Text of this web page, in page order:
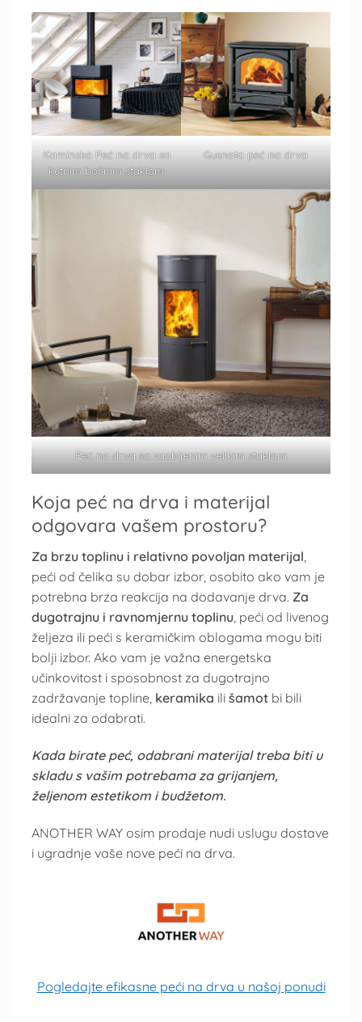
Kaminska Peć na drva sa
kutnim bočnim staklom
Gusnata peć na drva
Peć na drva sa zaobljenim velikim staklom
Koja peć na drva i materijal
odgovara vašem prostoru?
Za brzu toplinu i relativno povoljan materijal
peći od čelika su dobar izbor, osobito ako vam je
potrebna brza reakcija na dodavanje drva. Za
dugotrajnu i ravnomjernu toplinu , peći od livenog
željeza ili peći s keramičkim oblogama mogu biti
bolji izbor. Ako vam je važna energetska
učinkovitost i sposobnost za dugotrajno
zadržavanje topline, keramika ili šamot bi bili
idealni za odabrati.
Kada birate peć, odabrani materijal treba biti u
skladu s vašim potrebama za grijanjem,
željenom estetikom i budžetom.
ANOTHER WAY osim prodaje nudi uslugu dostave
i ugradnje vaše nove peći na drva.
Pogledajte efikasne peći na drva u našoj ponudi